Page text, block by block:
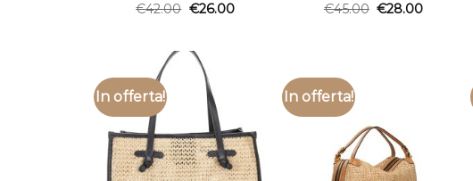
€42.00 €26.00
€45.00 €28.00
In offerta! In offerta!